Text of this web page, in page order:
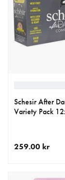
Schesir After
Variety Pack
259.00 kr